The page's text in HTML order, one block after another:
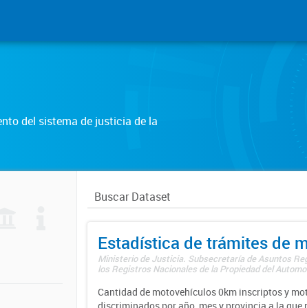
del sistema de justicia de la
Estadística de trámites de
Ministerio de Justicia. Subsecretaría de Asuntos
los Registros Nacionales de la Propiedad del
Cantidad de motovehículos 0km inscriptos y